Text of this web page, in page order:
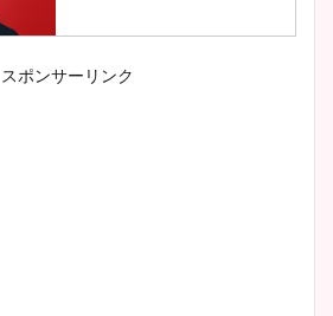
小室瑛莉子のカップ画像まと
スポンサーリンク